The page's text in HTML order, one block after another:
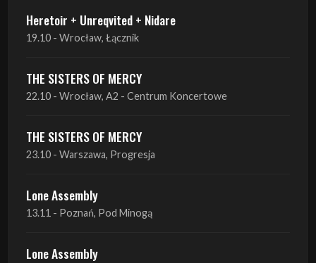
Heretoir + Unreqvited + Nidare
19.10 - Wrocław, Łącznik
THE SISTERS OF MERCY
22.10 - Wrocław, A2 - Centrum Koncertowe
THE SISTERS OF MERCY
23.10 - Warszawa, Progresja
Lone Assembly
13.11 - Poznań, Pod Minogą
Lone Assembly